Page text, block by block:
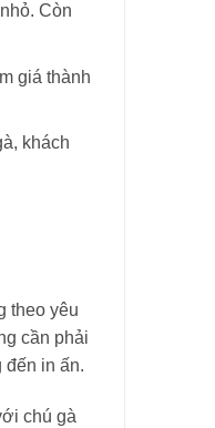
Còn
giá thành
khách
theo yêu
cần phải
đến in ấn.
chú gà